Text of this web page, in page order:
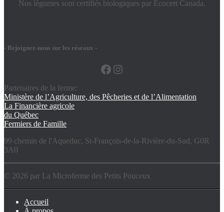
Nos légumes sont certifiés biologiques par Ecocert Canada.
- Rejoignez-nous sur les réseaux -
Facebook
Instagram
Partenaires de la ferme:
Ministère de l’Agriculture, des Pêcheries et de l’Alimentation
La Financière agricole
du Québec
Fermiers de Famille
99 chemin de l'Aqueduc, St-François-de-la-Rivière-du-Sud, G0R
3A0
© 2026 par La Microferme des Petits Pouceux
Accueil